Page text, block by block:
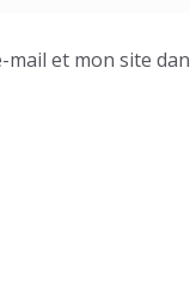
et mon site